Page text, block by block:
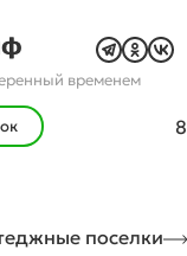
временем
поселки